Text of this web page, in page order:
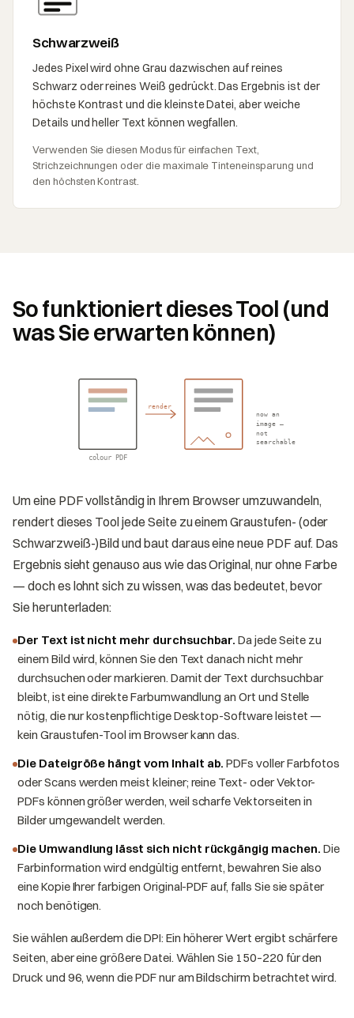
Schwarzweiß
Jedes Pixel wird ohne Grau dazwischen auf reines
Schwarz oder reines Weiß gedrückt. Das Ergebnis ist der
höchste Kontrast und die kleinste Datei, aber weiche
Details und heller Text können wegfallen.
Verwenden Sie diesen Modus für einfachen Text,
Strichzeichnungen oder die maximale Tinteneinsparung und
den höchsten Kontrast.
So funktioniert dieses Tool (und
was Sie erwarten können)
colour PDF
render
now an
image —
not
searchable
Um eine PDF vollständig in Ihrem Browser umzuwandeln,
rendert dieses Tool jede Seite zu einem Graustufen- (oder
Schwarzweiß-)Bild und baut daraus eine neue PDF auf. Das
Ergebnis sieht genauso aus wie das Original, nur ohne Farbe
— doch es lohnt sich zu wissen, was das bedeutet, bevor
Sie herunterladen:
Der Text ist nicht mehr durchsuchbar. Da jede Seite zu
einem Bild wird, können Sie den Text danach nicht mehr
durchsuchen oder markieren. Damit der Text durchsuchbar
bleibt, ist eine direkte Farbumwandlung an Ort und Stelle
nötig, die nur kostenpflichtige Desktop-Software leistet —
kein Graustufen-Tool im Browser kann das.
Die Dateigröße hängt vom Inhalt ab. PDFs voller Farbfotos
oder Scans werden meist kleiner; reine Text- oder Vektor-
PDFs können größer werden, weil scharfe Vektorseiten in
Bilder umgewandelt werden.
Die Umwandlung lässt sich nicht rückgängig machen. Die
Farbinformation wird endgültig entfernt, bewahren Sie also
eine Kopie Ihrer farbigen Original-PDF auf, falls Sie sie später
noch benötigen.
Sie wählen außerdem die DPI: Ein höherer Wert ergibt schärfere
Seiten, aber eine größere Datei. Wählen Sie 150–220 für den
Druck und 96, wenn die PDF nur am Bildschirm betrachtet wird.